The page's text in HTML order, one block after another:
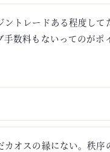
ントレードある程度し
数料もないってのがポ
カオスの縁にない。秩序